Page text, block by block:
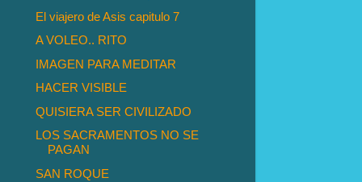
El viajero de Asis capitulo 7
A VOLEO.. RITO
IMAGEN PARA MEDITAR
HACER VISIBLE
QUISIERA SER CIVILIZADO
LOS SACRAMENTOS NO SE
PAGAN
SAN ROQUE